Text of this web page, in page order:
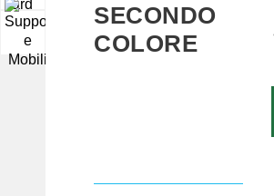
SECONDO
COLORE